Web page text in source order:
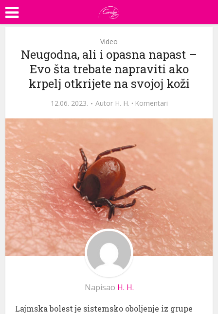
Video
Neugodna, ali i opasna napast –
Evo šta trebate napraviti ako
krpelj otkrijete na svojoj koži
12.06. 2023. Autor H. H. · Komentari
Napisao H. H.
Lajmska bolest je sistemsko oboljenje iz grupe